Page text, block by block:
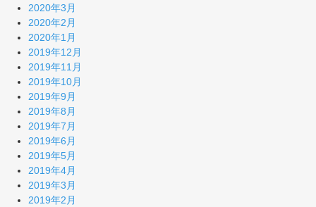
2020年3月
2020年2月
2020年1月
2019年12月
2019年11月
2019年10月
2019年9月
2019年8月
2019年7月
2019年6月
2019年5月
2019年4月
2019年3月
2019年2月